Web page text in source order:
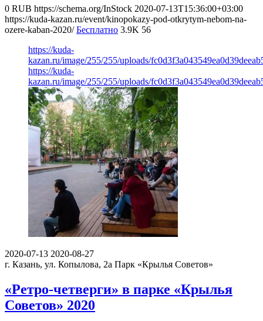
0 RUB https://schema.org/InStock 2020-07-13T15:36:00+03:00
https://kuda-kazan.ru/event/kinopokazy-pod-otkrytym-nebom-na-
ozere-kaban-2020/ Бесплатно 3.9K 56
https://kuda-
kazan.ru/image/255/255/uploads/
https://kuda-
kazan.ru/image/255/255/uploads/
2020-07-13 2020-08-27
г. Казань, ул. Копылова, 2а Парк «Крылья Советов»
«Ретро-четверги» в парке «Крылья
Советов» 2020